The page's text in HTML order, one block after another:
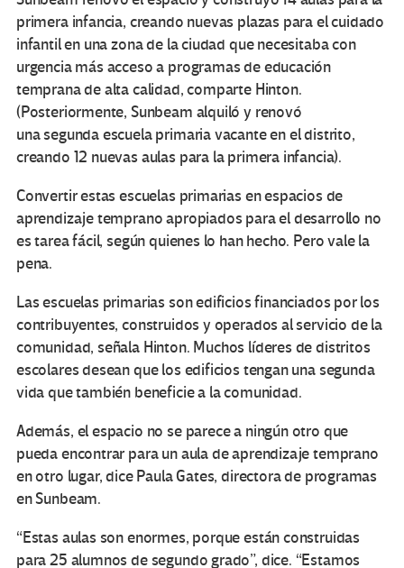
primera infancia, creando nuevas plazas para el cuidado
infantil en una zona de la ciudad que necesitaba con
urgencia más acceso a programas de educación
temprana de alta calidad, comparte Hinton.
(Posteriormente, Sunbeam alquiló y renovó
una segunda escuela primaria vacante en el distrito,
creando 12 nuevas aulas para la primera infancia).
Convertir estas escuelas primarias en espacios de
aprendizaje temprano apropiados para el desarrollo no
es tarea fácil, según quienes lo han hecho. Pero vale la
pena.
Las escuelas primarias son edificios financiados por los
contribuyentes, construidos y operados al servicio de la
comunidad, señala Hinton. Muchos líderes de distritos
escolares desean que los edificios tengan una segunda
vida que también beneficie a la comunidad.
Además, el espacio no se parece a ningún otro que
pueda encontrar para un aula de aprendizaje temprano
en otro lugar, dice Paula Gates, directora de programas
en Sunbeam.
“Estas aulas son enormes, porque están construidas
para 25 alumnos de segundo grado”, dice. “Estamos